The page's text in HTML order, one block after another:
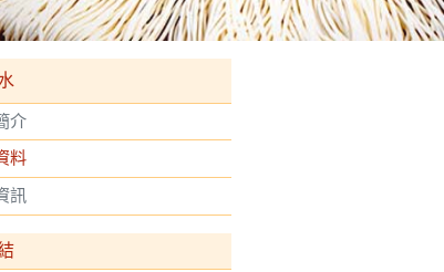
介
料
訊
三座超高溜滑梯）、月之森林擺盪區和月之丘自然探險區，